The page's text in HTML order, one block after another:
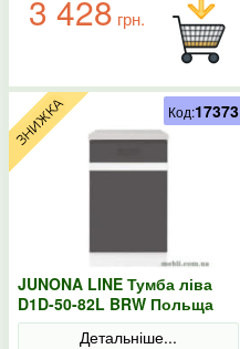
3 428 грн.
JUNONA LINE Тумба ліва
D1D-50-82L BRW Польща
колір-сірий
Детальніше...
Код:17373